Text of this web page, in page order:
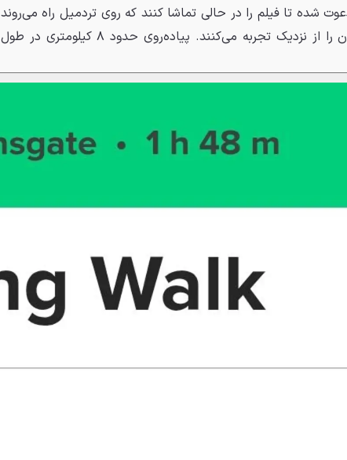
شده تا فیلم را در حالی تماشا کنند که روی تردمیل راه می‌روند
و حس شرکت‌کنندگان در داستان را از نزدیک تجربه می‌کنند. پیاده‌روی حدود ۸ کیلومتری در طول